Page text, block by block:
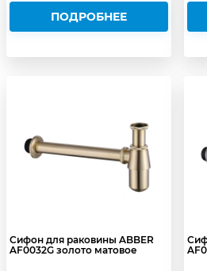
ПОДРОБНЕЕ
Сифон для раковины ABBER
AF0032G золото матовое